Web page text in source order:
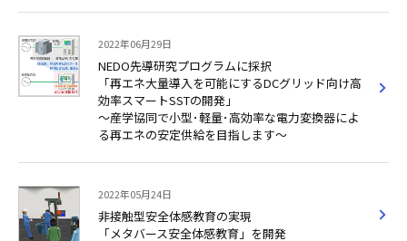
2022年06月29日
NEDO先導研究プログラムに採択
「再エネ大量導入を可能にするDCグリッド向け高
効率スマートSSTの開発」
～産学協同で小型･軽量･高効率な電力変換器によ
る再エネの安定供給を目指します～
2022年05月24日
非接触型安全体感教育の実現
「メタバース安全体感教育」を開発